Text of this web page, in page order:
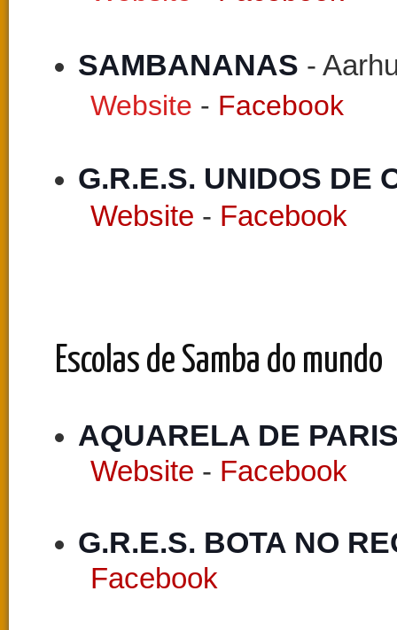
SAMBANANAS -
Website - Facebook
G.R.E.S. UNIDOS DE
Website - Facebook
Escolas de Samba do mundo
AQUARELA DE
Website - Facebook
G.R.E.S. BOTA NO
Facebook